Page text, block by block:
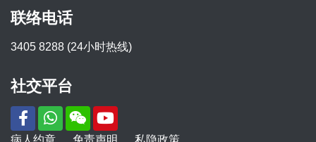
联络电话
3405 8288 (24小时热线)
社交平台
病人约章 免责声明 私隐政策